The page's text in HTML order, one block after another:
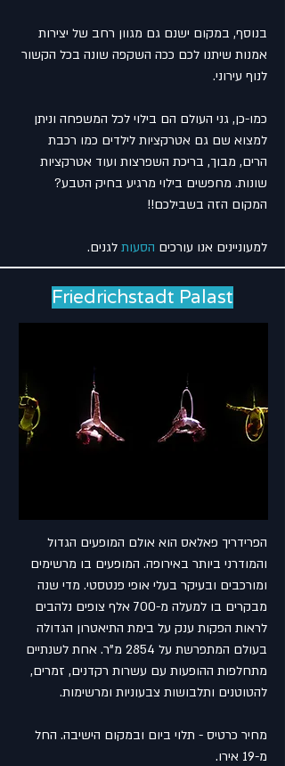
בנוסף, במקום ישנם גם מגוון רחב של יצירות
אמנות שיתנו לכם ככה השקפה שונה בכל הקשור
לנוף עירוני.
כמו-כן, גני העולם הם בילוי לכל המשפחה וניתן
למצוא שם גם אטרקציות לילדים כמו רכבת
הרים, מבוך, בריכת השפרצות ועוד אטרקציות
שונות. מחפשים בילוי מרגיע בחיק הטבע?
המקום הזה בשבילכם!!
למעוניינים אנו עורכים הסעות לגנים.
Friedrichstadt Palast
הפרידריך פאלאס הוא אולם המופעים הגדול
והמודרני ביותר באירופה. המופעים בו מרשימים
ומורכבים ובעיקר בעלי אופי פנטסטי. מדי שנה
מבקרים בו למעלה מ-700 אלף צופים נלהבים
לראות הפקות ענק על בימת התיאטרון הגדולה
בעולם המתפרשת על 2854 מ"ר. אחת לשנתיים
מתחלפות ההופעות עם עשרות רקדנים, זמרים,
להטוטנים ותלבושות צבעוניות ומרשימות.
מחיר כרטיס - תלוי ביום ובמקום הישיבה. החל
מ-19 אירו.